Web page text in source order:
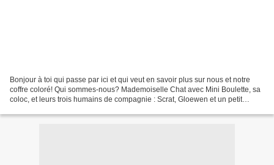
Bonjour à toi qui passe par ici et qui veut en savoir plus sur nous et notre
coffre coloré! Qui sommes-nous? Mademoiselle Chat avec Mini Boulette, sa
coloc, et leurs trois humains de compagnie : Scrat, Gloewen et un petit